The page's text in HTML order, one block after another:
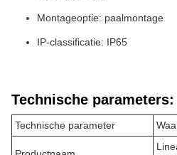
Montageoptie: paalmontage
IP-classificatie: IP65
Technische parameters:
Technische parameter